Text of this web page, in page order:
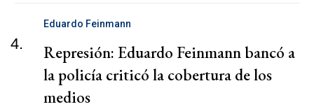
4.
Eduardo Feinmann
Represión: Eduardo Feinmann bancó a
la policía criticó la cobertura de los
medios